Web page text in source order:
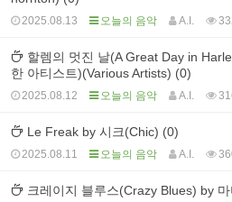
2025.08.13 오늘의 음악 A.I.
할렘의 멋진 날(A Great Day in
한 아티스트)(Various Artists) (0)
2025.08.12 오늘의 음악 A.I.
Le Freak by 시크(Chic) (0)
2025.08.11 오늘의 음악 A.I.
크레이지 블루스(Crazy Blues) by